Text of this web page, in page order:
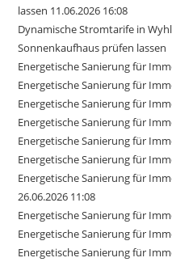
lassen 11.06.2026 16:08
Dynamische Stromtarife in
Sonnenkaufhaus prüfen lassen
Energetische Sanierung für
Energetische Sanierung für
Energetische Sanierung für
Energetische Sanierung für
Energetische Sanierung für
Energetische Sanierung für
Energetische Sanierung für
26.06.2026 11:08
Energetische Sanierung für
Energetische Sanierung für
Energetische Sanierung für